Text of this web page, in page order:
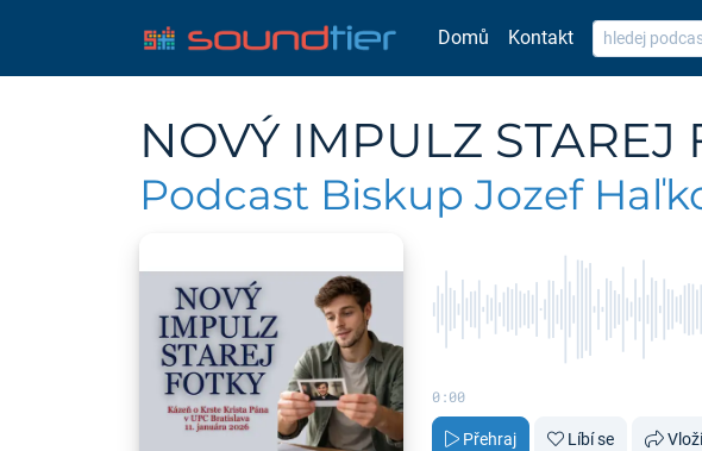
Domů Kontakt
NOVÝ IMPULZ STAREJ
Podcast Biskup Jozef
0:00
Přehraj Líbí se